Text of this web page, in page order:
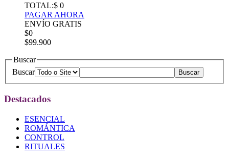
TOTAL:$ 0
PAGAR AHORA
ENVÍO GRATIS
$0
$99.900
Buscar
Buscar
Destacados
ESENCIAL
ROMÁNTICA
CONTROL
RITUALES